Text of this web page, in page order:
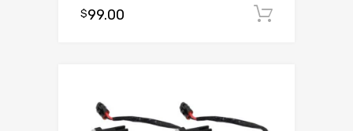
3.00
$99.00